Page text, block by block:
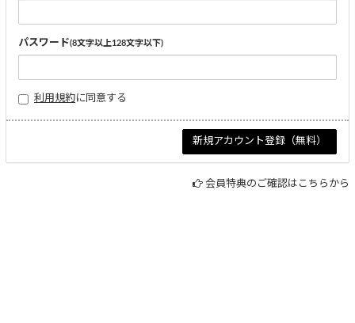
パスワード(8文字以上128文字以下)
利用規約に同意する
会員特典のご確認はこちらから